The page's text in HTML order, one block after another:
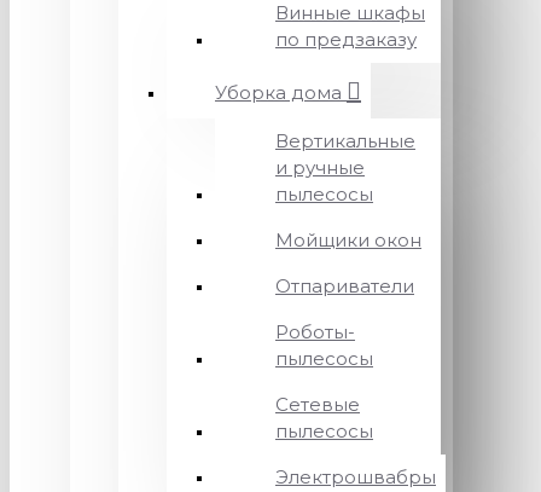
Винные шкафы
по предзаказу
Уборка дома
Вертикальные
и ручные
пылесосы
Мойщики окон
Отпариватели
Роботы-
пылесосы
Сетевые
пылесосы
Электрошвабры